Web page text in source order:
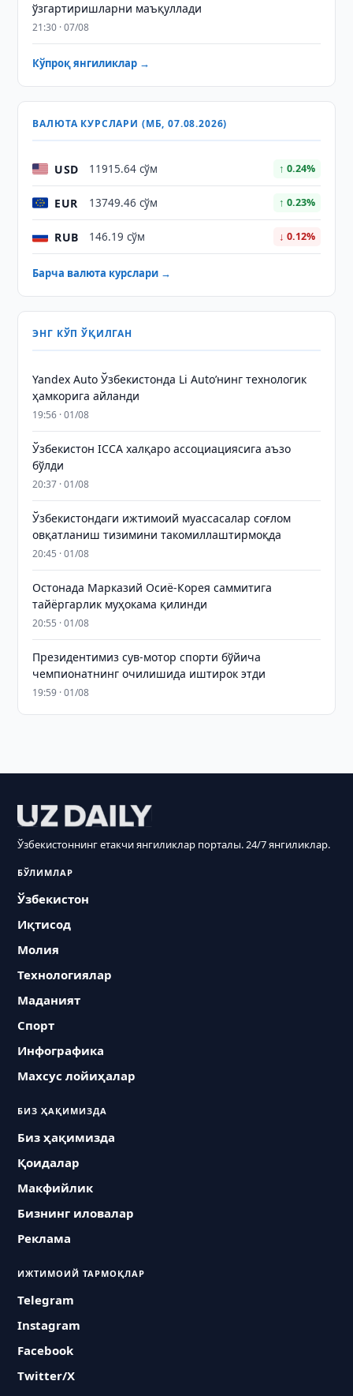
ўзгартиришларни маъқуллади
21:30 · 07/08
Кўпроқ янгиликлар →
ВАЛЮТА КУРСЛАРИ (МБ, 07.08.2026)
USD 11915.64 сўм ↑ 0.24%
EUR 13749.46 сўм ↑ 0.23%
RUB 146.19 сўм ↓ 0.12%
Барча валюта курслари →
ЭНГ КЎП ЎҚИЛГАН
Yandex Auto Ўзбекистонда Li Auto’нинг технологик
ҳамкорига айланди
19:56 · 01/08
Ўзбекистон ICCA халқаро ассоциациясига аъзо
бўлди
20:37 · 01/08
Ўзбекистондаги ижтимоий муассасалар соғлом
овқатланиш тизимини такомиллаштирмоқда
20:45 · 01/08
Остонада Марказий Осиё-Корея саммитига
тайёргарлик муҳокама қилинди
20:55 · 01/08
Президентимиз сув-мотор спорти бўйича
чемпионатнинг очилишида иштирок этди
19:59 · 01/08
Ўзбекистоннинг етакчи янгиликлар порталы. 24/7 янгиликлар.
БЎЛИМЛАР
Ўзбекистон
Иқтисод
Молия
Технологиялар
Маданият
Спорт
Инфографика
Махсус лойиҳалар
БИЗ ҲАҚИМИЗДА
Биз ҳақимизда
Қоидалар
Макфийлик
Бизнинг иловалар
Реклама
ИЖТИМОИЙ ТАРМОҚЛАР
Telegram
Instagram
Facebook
Twitter/X